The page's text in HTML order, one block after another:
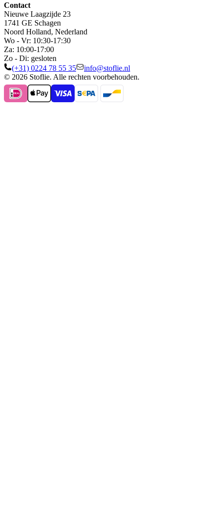
Contact
Nieuwe Laagzijde 23
1741 GE Schagen
Noord Holland, Nederland
Wo - Vr: 10:30-17:30
Za: 10:00-17:00
Zo - Di: gesloten
(+31) 0224 78 55 35
info@stoflie.nl
© 2026 Stoflie. Alle rechten voorbehouden.